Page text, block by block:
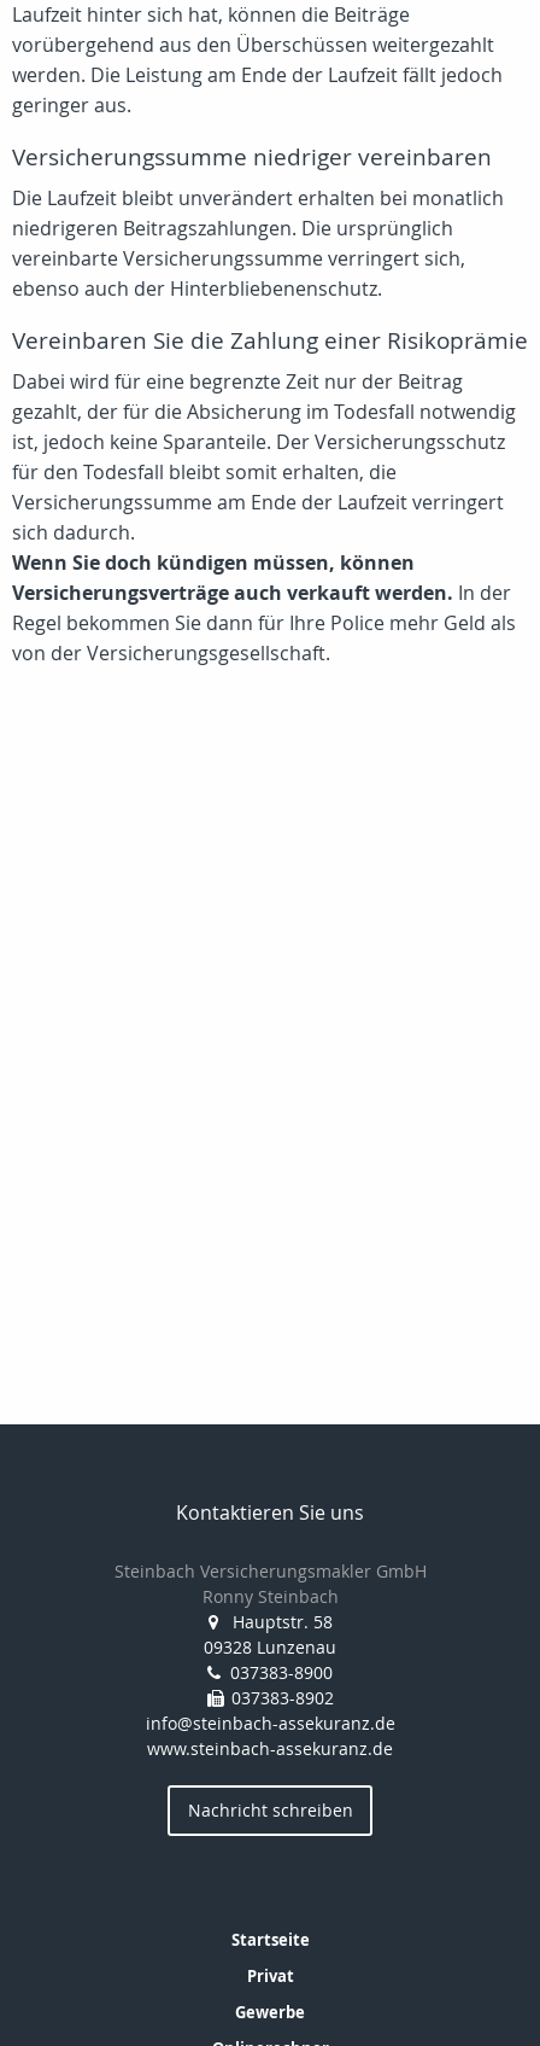
Laufzeit hinter sich hat, können die Beiträge
vorübergehend aus den Überschüssen weitergezahlt
werden. Die Leistung am Ende der Laufzeit fällt jedoch
geringer aus.
Versicherungssumme niedriger vereinbaren
Die Laufzeit bleibt unverändert erhalten bei monatlich
niedrigeren Beitragszahlungen. Die ursprünglich
vereinbarte Versicherungssumme verringert sich,
ebenso auch der Hinterbliebenenschutz.
Vereinbaren Sie die Zahlung einer Risikoprämie
Dabei wird für eine begrenzte Zeit nur der Beitrag
gezahlt, der für die Absicherung im Todesfall notwendig
ist, jedoch keine Sparanteile. Der Versicherungsschutz
für den Todesfall bleibt somit erhalten, die
Versicherungssumme am Ende der Laufzeit verringert
sich dadurch.
Wenn Sie doch kündigen müssen, können
Versicherungsverträge auch verkauft werden. In der
Regel bekommen Sie dann für Ihre Police mehr Geld als
von der Versicherungsgesellschaft.
Kontaktieren Sie uns
Steinbach Versicherungsmakler GmbH
Ronny Steinbach
Hauptstr. 58
09328 Lunzenau
037383-8900
037383-8902
info@steinbach-assekuranz.de
www.steinbach-assekuranz.de
Nachricht schreiben
Startseite
Privat
Gewerbe